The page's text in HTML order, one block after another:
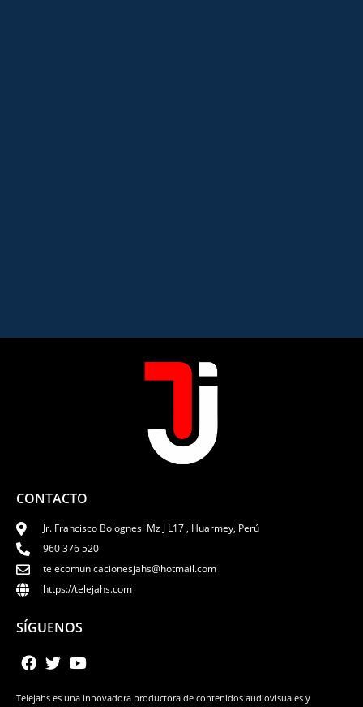
CONTACTO
Jr. Francisco Bolognesi Mz J L17 , Huarmey, Perú
960 376 520
telecomunicacionesjahs@hotmail.com
https://telejahs.com
SÍGUENOS
Telejahs es una innovadora productora de contenidos audiovisuales y